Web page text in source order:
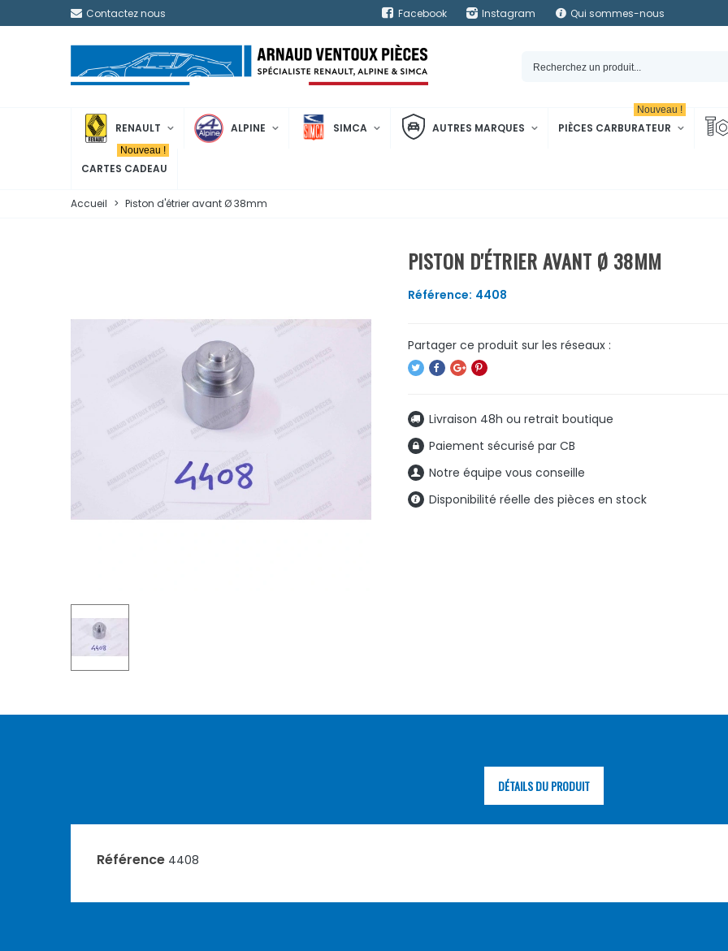
Contactez nous Facebook Instagram Qui sommes-nous
RENAULT ALPINE SIMCA AUTRES MARQUES PIÈCES CARBURATEUR
Nouveau !
CARTES CADEAU
Nouveau !
Accueil > Piston d'étrier avant Ø 38mm
PISTON D'ÉTRIER AVANT Ø 38MM
Référence: 4408
Livraison 48h ou retrait boutique
Paiement sécurisé par CB
Notre équipe vous conseille
Disponibilité réelle des pièces en stock
DÉTAILS DU PRODUIT
Référence 4408